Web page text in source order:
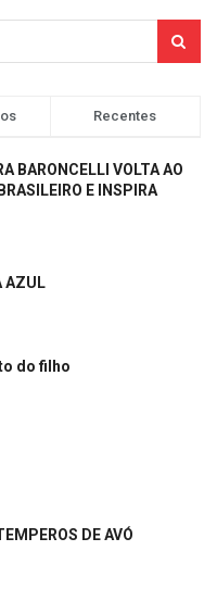
Recentes
BARONCELLI VOLTA AO
E INSPIRA
AZUL
do filho
DE AVÓ